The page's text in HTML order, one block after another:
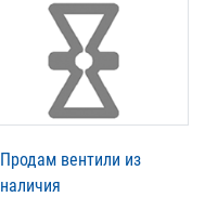
Продам вентили из
наличия